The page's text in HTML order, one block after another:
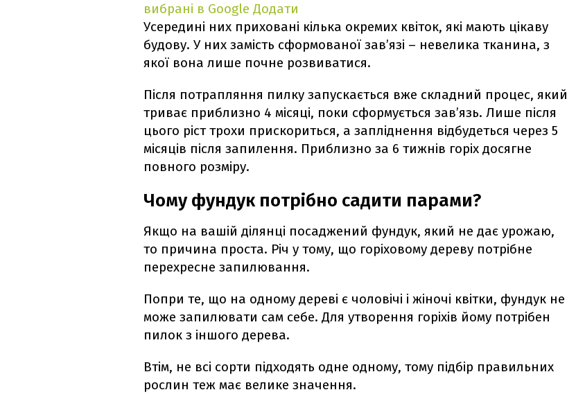
вибрані в Google Додати
Усередині них приховані кілька окремих квіток, які мають цікаву
будову. У них замість сформованої зав’язі – невелика тканина, з
якої вона лише почне розвиватися.
Після потрапляння пилку запускається вже складний процес, який
триває приблизно 4 місяці, поки сформується зав’язь. Лише після
цього ріст трохи прискориться, а запліднення відбудеться через 5
місяців після запилення. Приблизно за 6 тижнів горіх досягне
повного розміру.
Чому фундук потрібно садити парами?
Якщо на вашій ділянці посаджений фундук, який не дає урожаю,
то причина проста. Річ у тому, що горіховому дереву потрібне
перехресне запилювання.
Попри те, що на одному дереві є чоловічі і жіночі квітки, фундук не
може запилювати сам себе. Для утворення горіхів йому потрібен
пилок з іншого дерева.
Втім, не всі сорти підходять одне одному, тому підбір правильних
рослин теж має велике значення.